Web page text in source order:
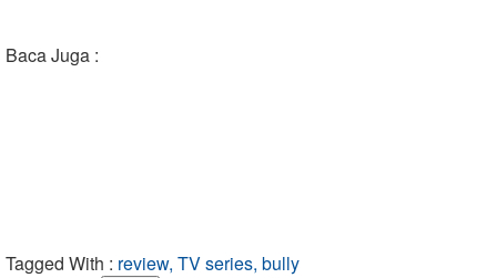
Baca Juga :
Tagged With : review, TV series, bully